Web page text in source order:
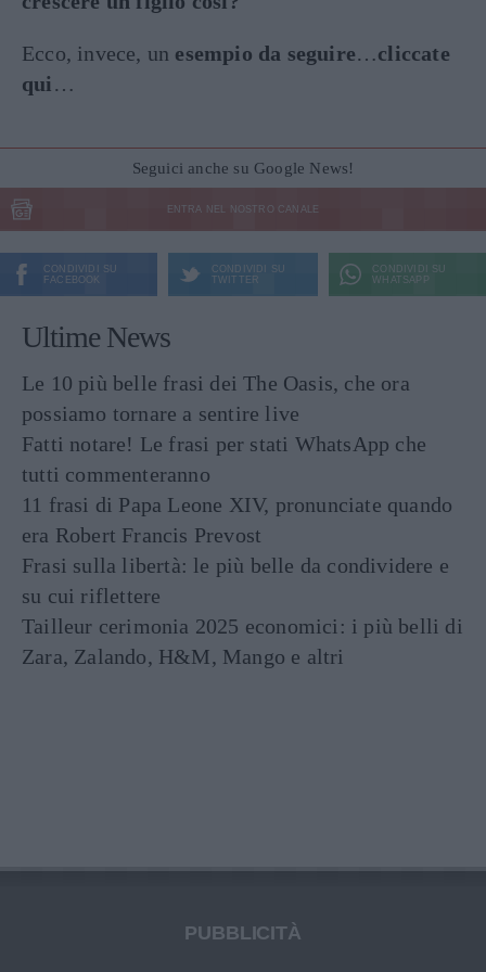
Ecco, invece, un esempio da seguire…cliccate
qui …
Seguici anche su Google News!
ENTRA NEL NOSTRO CANALE
CONDIVIDI SU
FACEBOOK
CONDIVIDI SU
TWITTER
CONDIVIDI SU
WHATSAPP
Ultime News
Le 10 più belle frasi dei The Oasis, che ora
possiamo tornare a sentire live
Fatti notare! Le frasi per stati WhatsApp che
tutti commenteranno
11 frasi di Papa Leone XIV, pronunciate quando
era Robert Francis Prevost
Frasi sulla libertà: le più belle da condividere e
su cui riflettere
Tailleur cerimonia 2025 economici: i più belli di
Zara, Zalando, H&M, Mango e altri
PUBBLICITÀ